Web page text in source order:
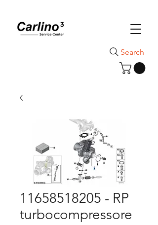
Search
11658518205 - RP
turbocompressore